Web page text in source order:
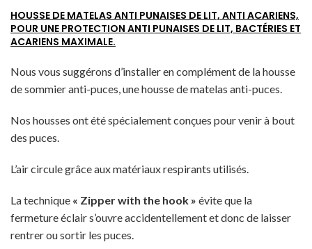
HOUSSE DE MATELAS ANTI PUNAISES DE LIT, ANTI ACARIENS,
POUR UNE PROTECTION ANTI PUNAISES DE LIT, BACTÉRIES ET
ACARIENS MAXIMALE.
Nous vous suggérons d’installer en complément de la housse
de sommier anti-puces, une housse de matelas anti-puces.
Nos housses ont été spécialement conçues pour venir à bout
des puces.
L’air circule grâce aux matériaux respirants utilisés.
La technique « Zipper with the hook » évite que la
fermeture éclair s’ouvre accidentellement et donc de laisser
rentrer ou sortir les puces.